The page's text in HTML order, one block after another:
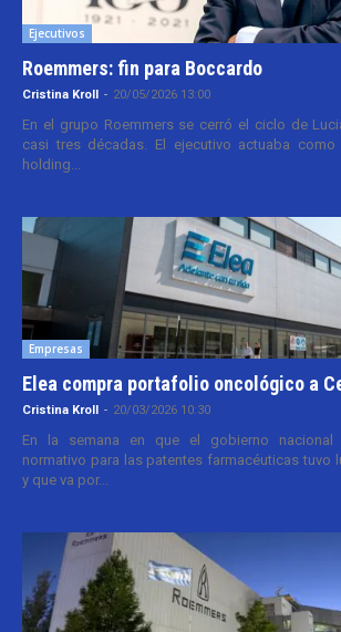
Ejecutivos
Roemmers: fin para Boccardo
Cristina Kroll - 20/05/2026 13:00
En el grupo Roemmers se cerró el ciclo de
casi tres décadas. El ejecutivo actuaba como
holding...
Empresas
Elea compra portafolio oncológico a
Cristina Kroll - 20/03/2026 10:30
En la semana en que el gobierno nacional
normativo para las patentes farmacéuticas tuvo
y que va por...